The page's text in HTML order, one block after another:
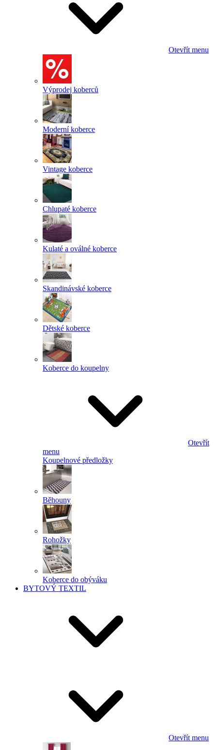
Otevřít menu
Výprodej koberců
Moderní koberce
Vintage koberce
Chlupaté koberce
Kulaté a oválné koberce
Skandinávské koberce
Dětské koberce
Koberce do koupelny
Otevřít
menu
Koupelnové předložky
Běhouny
Rohožky
Koberce do obýváku
BYTOVÝ TEXTIL
Otevřít menu